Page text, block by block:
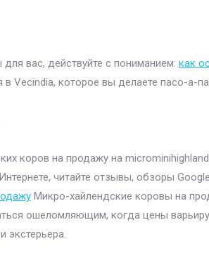
вас, действуйте с пониманием: как
Vecindia, которое вы делаете пасо-а-
коров на продажу на
читайте отзывы, обзоры
Микро-хайлендские коровы на
ошеломляющим, когда цены
экстерьера.